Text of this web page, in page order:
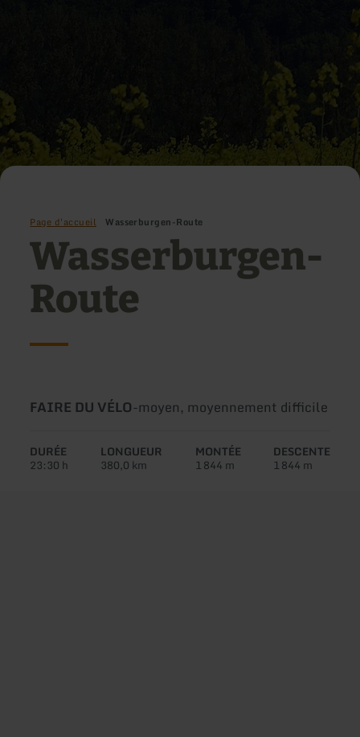
Page d'accueil Wasserburgen-Route
Wasserburgen-
Route
Type
circuit:
FAIRE DU VÉLO-Difficulté:
moyen, moyennement difficile
DURÉE
23:30 h
LONGUEUR
380,0 km
MONTÉE
1 844 m
DESCENTE
1 844 m